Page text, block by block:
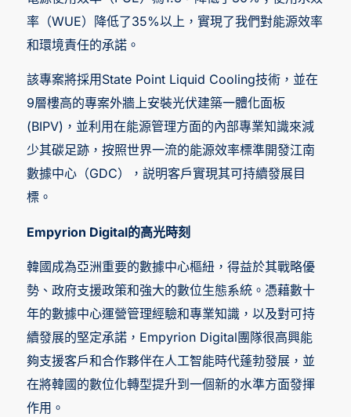
率（WUE）降低了35%以上，實現了我們對能源效率
和環境責任的承諾。
該專案將採用State Point Liquid Cooling技術，並在
9層樓高的專案外牆上安裝光伏建築一體化面板
(BIPV)，並利用在能源管理方面的內部專業知識來減
少其碳足跡，按照世界一流的能源效率標準開發江南
數據中心（GDC），説明客戶實現其可持續發展目
標。
Empyrion Digital的高光時刻
韓國成為亞洲重要的數據中心樞紐，得益於其戰略優
勢、政府支援政策和強大的數位生態系統。憑藉數十
年的數據中心運營管理經驗和專業知識，以及對可持
續發展的堅定承諾，Empyrion Digital團隊很高興能
夠支援客戶和合作夥伴在人工智能時代蓬勃發展，並
在將韓國的數位化轉型提升到一個新的水準方面發揮
作用。